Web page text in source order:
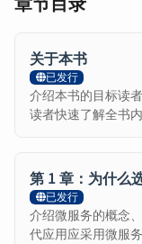
关于本书
已发行
介绍本书的目标读
读者快速了解全书内
第 1 章：为什么
已发行
介绍微服务的概念
代应用应采用微服务